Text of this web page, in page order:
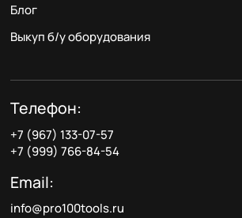
Блог
Выкуп б/у оборудования
Телефон:
+7 (967) 133-07-57
+7 (999) 766-84-54
Email:
info@pro100tools.ru